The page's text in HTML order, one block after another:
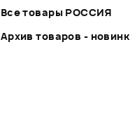
Все товары РОССИЯ
Архив товаров -